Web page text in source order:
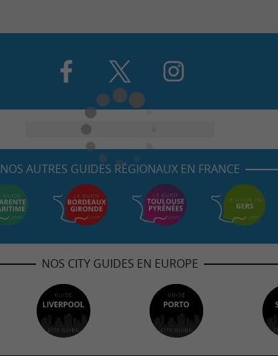
NOS AUTRES GUIDES RÉGIONAUX EN FRANCE
NOS CITY GUIDES EN EUROPE